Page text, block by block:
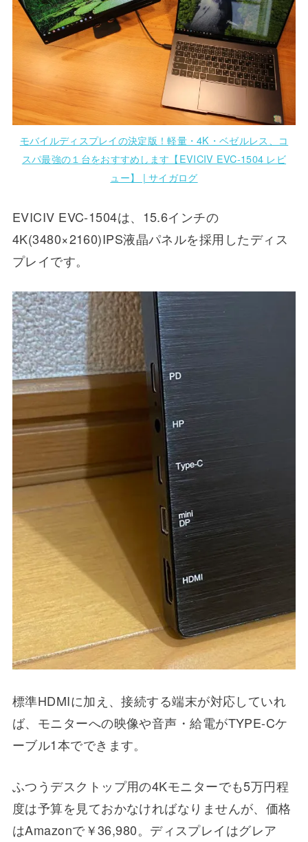
モバイルディスプレイの決定版！軽量・4K・ベゼルレス、コ
スパ最強の１台をおすすめします【EVICIV EVC-1504 レビ
ュー】 | サイガログ
EVICIV EVC-1504は、15.6インチの
4K(3480×2160)IPS液晶パネルを採用したディス
プレイです。
標準HDMIに加え、接続する端末が対応していれ
ば、モニターへの映像や音声・給電がTYPE-Cケ
ーブル1本でできます。
ふつうデスクトップ用の4Kモニターでも5万円程
度は予算を見ておかなければなりませんが、価格
はAmazonで￥36,980。ディスプレイはグレア